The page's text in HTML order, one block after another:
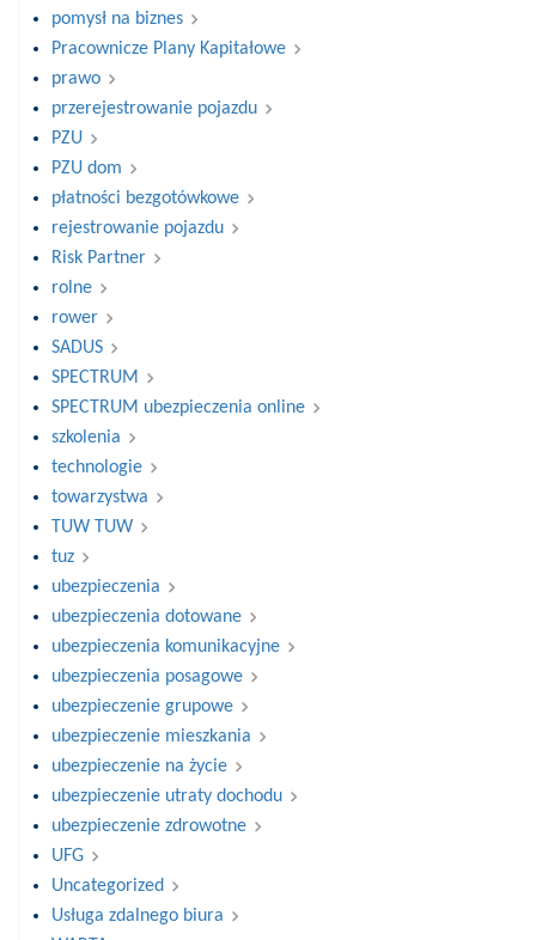
pomysł na biznes
Pracownicze Plany Kapitałowe
prawo
przerejestrowanie pojazdu
PZU
PZU dom
płatności bezgotówkowe
rejestrowanie pojazdu
Risk Partner
rolne
rower
SADUS
SPECTRUM
SPECTRUM ubezpieczenia online
szkolenia
technologie
towarzystwa
TUW TUW
tuz
ubezpieczenia
ubezpieczenia dotowane
ubezpieczenia komunikacyjne
ubezpieczenia posagowe
ubezpieczenie grupowe
ubezpieczenie mieszkania
ubezpieczenie na życie
ubezpieczenie utraty dochodu
ubezpieczenie zdrowotne
UFG
Uncategorized
Usługa zdalnego biura